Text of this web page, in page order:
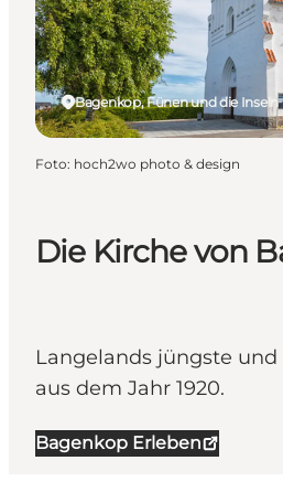
Reiseplanung
Die Kirche von
Langelands jüngste
aus dem Jahr 1920.
Bagenkop Erleben
Bagenkop, Fünen und die Inseln
Foto: hoch2wo photo & design